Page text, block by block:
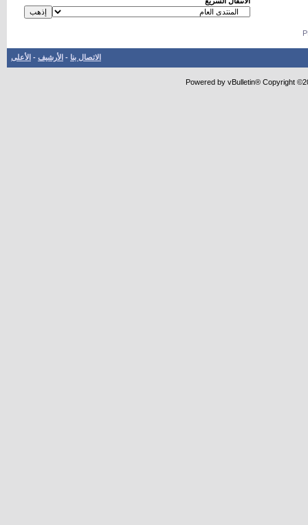
الاتصال بنا - الأرشيف - الأعلى
Powered by vBulletin® Copyright